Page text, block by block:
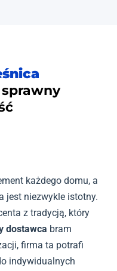
każdego domu, a
jest niezwykle istotny.
z tradycją, który
dostawca bram
firma ta potrafi
indywidualnych